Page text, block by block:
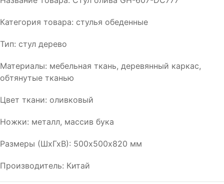
Категория товара: стулья обеденные
Тип: стул дерево
Материалы: мебельная ткань, деревянный каркас,
обтянутые тканью
Цвет ткани: оливковый
Ножки: металл, массив бука
Размеры (ШхГхВ): 500х500х820 мм
Производитель: Китай